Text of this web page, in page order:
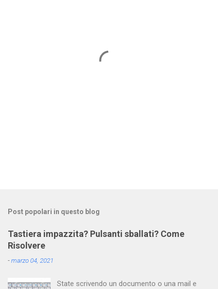
Post popolari in questo blog
Tastiera impazzita? Pulsanti sballati? Come
Risolvere
-marzo 04, 2021
State scrivendo un documento o una mail e